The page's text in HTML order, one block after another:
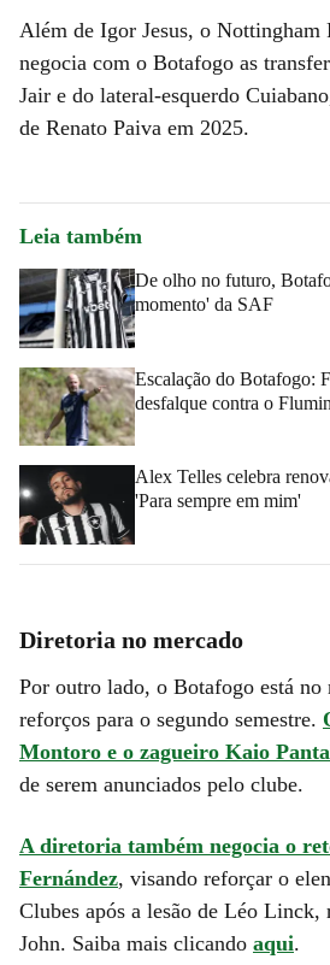
Além de Igor Jesus, o Nottingham
negocia com o Botafogo as
Jair e do lateral-esquerdo
de Renato Paiva em 2025.
Leia também
De olho no futuro,
momento' da SAF
Escalação do Botafogo:
desfalque contra o
Alex Telles celebra
'Para sempre em mim'
Diretoria no mercado
Por outro lado, o Botafogo está no
reforços para o segundo semestre.
Montoro e o zagueiro Kaio
de serem anunciados pelo clube.
A diretoria também negocia o
Fernández, visando reforçar o
Clubes após a lesão de Léo Linck,
John. Saiba mais clicando aqui.